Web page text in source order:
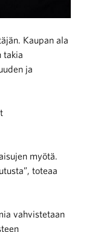
Kaupan ala
takia
ja
myötä.
toteaa
vahvistetaan